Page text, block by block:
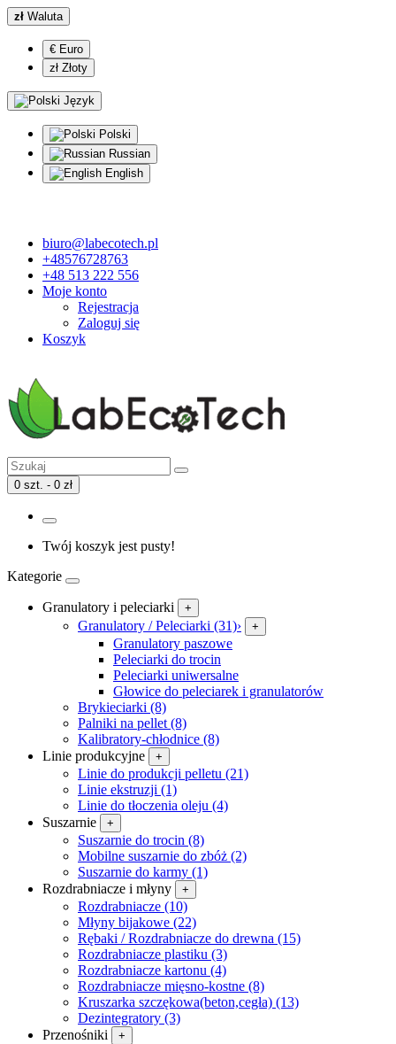
zł Waluta
€ Euro
zł Złoty
Język
Polski
Russian
English
biuro@labecotech.pl
+48576728763
+48 513 222 556
Moje konto
Rejestracja
Zaloguj się
Koszyk
0 szt. - 0 zł
Twój koszyk jest pusty!
Kategorie
Granulatory i peleciarki +
Granulatory / Peleciarki (31)› +
Granulatory paszowe
Peleciarki do trocin
Peleciarki uniwersalne
Głowice do peleciarek i granulatorów
Brykieciarki (8)
Palniki na pellet (8)
Kalibratory-chłodnice (8)
Linie produkcyjne
+
Linie do produkcji pelletu (21)
Linie ekstruzji (1)
Linie do tłoczenia oleju (4)
Suszarnie
+
Suszarnie do trocin (8)
Mobilne suszarnie do zbóż (2)
Suszarnie do karmy (1)
Rozdrabniacze i młyny
+
Rozdrabniacze (10)
Młyny bijakowe (22)
Rębaki / Rozdrabniacze do drewna (15)
Rozdrabniacze plastiku (3)
Rozdrabniacze kartonu (4)
Rozdrabniacze mięsno-kostne (8)
Kruszarka szczękowa(beton,cegła) (13)
Dezintegra­tory (3)
Przenośniki
+